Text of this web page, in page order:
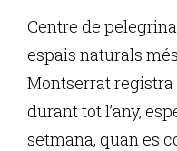
Centre de
espais naturals
Montserrat
durant tot l’any,
setmana, quan es